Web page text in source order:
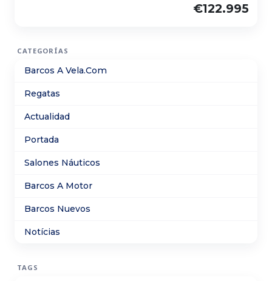
flotadores de alta resistencia aseguran una excelente
distribución optimizada, ofrece espacio para relajarse
y disfrutar de paseos o actividades deportivas en el
de almacenamiento, es la opción ideal para familias o
comodidad.
€122.995
CATEGORÍAS
Barcos A Vela.Com
Regatas
Actualidad
Portada
Salones Náuticos
Barcos A Motor
Barcos Nuevos
Notícias
TAGS